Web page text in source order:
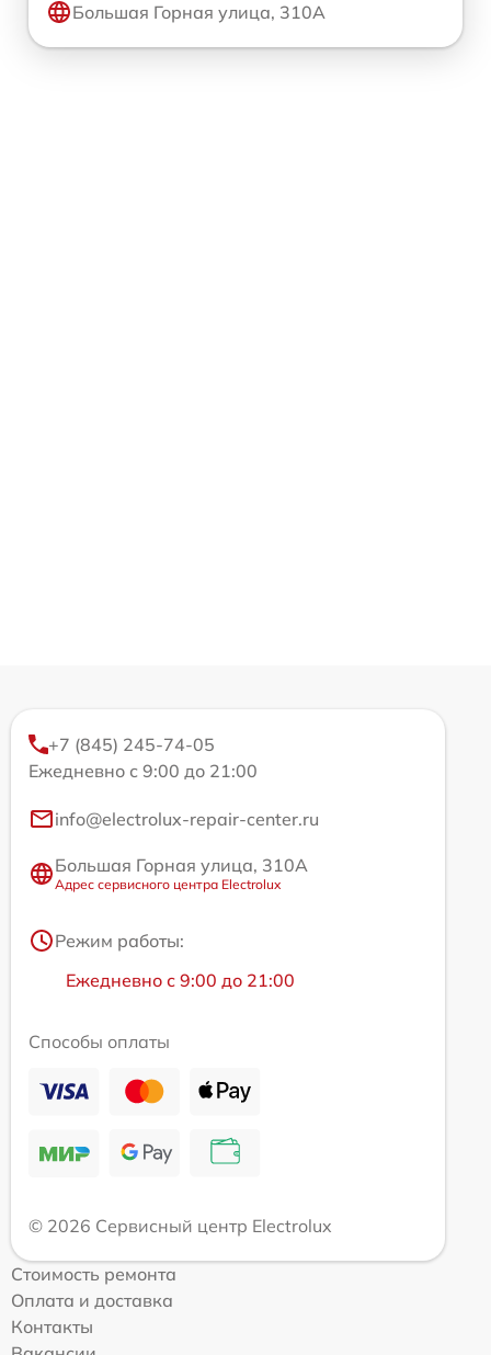
Большая Горная улица, 310А
+7 (845) 245-74-05
Ежедневно с 9:00 до 21:00
info@electrolux-repair-center.ru
Большая Горная улица, 310А
Адрес сервисного центра Electrolux
Режим работы:
Ежедневно с 9:00 до 21:00
Способы оплаты
© 2026 Сервисный центр Electrolux
Стоимость ремонта
Оплата и доставка
Контакты